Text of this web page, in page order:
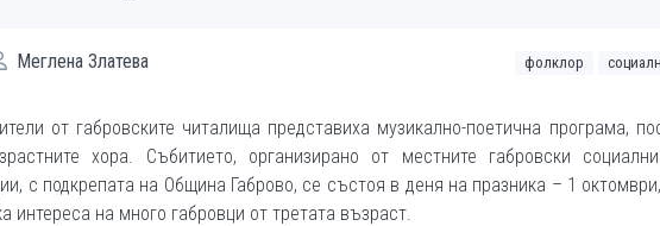
Меглена Златева фолклор
от габровските читалища представиха музикално-поетична програма,
хора. Събитието, организирано от местните габровски
с подкрепата на Община Габрово, се състоя в деня на празника – 1
интереса на много габровци от третата възраст.